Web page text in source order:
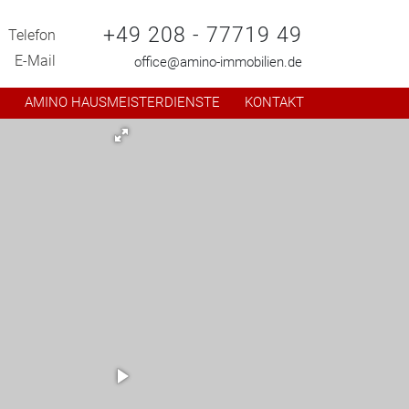
Telefon
E-Mail
+49 208 - 77719 49
office@amino-immobilien.de
AMINO HAUSMEISTERDIENSTE KONTAKT